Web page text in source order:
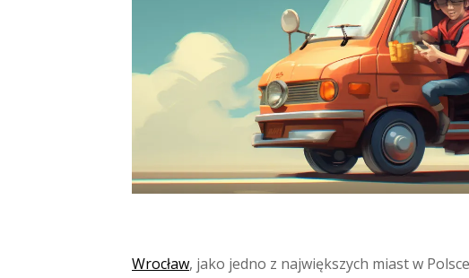
Wrocław, jako jedno z największych miast w